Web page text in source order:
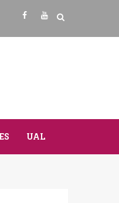
Facebook
Youtube
UAL